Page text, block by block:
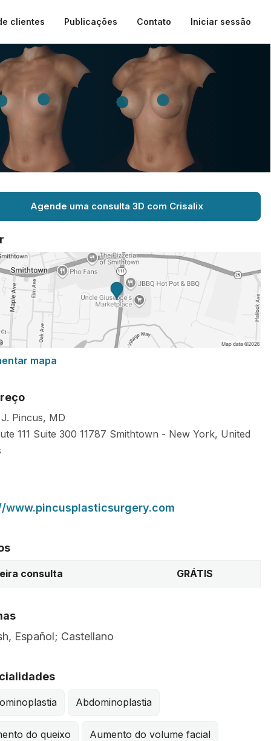
clientes Publicações Contato Iniciar sessão
Agende uma consulta 3D com Crisalix
mapa
Pincus, MD
111 Suite 300 11787 Smithtown - New York, United
www.pincusplasticsurgery.com
consulta GRÁTIS
Español; Castellano
Abdominoplastia
do queixo Aumento do volume facial